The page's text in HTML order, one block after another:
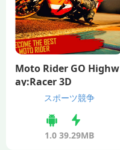
Moto Rider GO Highw
ay:Racer 3D
スポーツ競争
1.0 39.29MB